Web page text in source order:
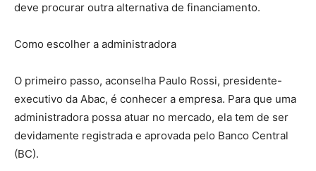
deve procurar outra alternativa de financiamento.
Como escolher a administradora
O primeiro passo, aconselha Paulo Rossi, presidente-
executivo da Abac, é conhecer a empresa. Para que uma
administradora possa atuar no mercado, ela tem de ser
devidamente registrada e aprovada pelo Banco Central
(BC).